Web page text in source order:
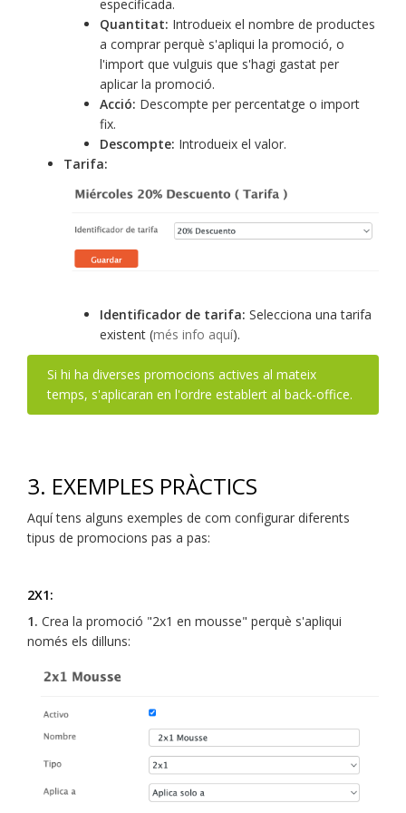
especificada.
Quantitat: Introdueix el nombre de productes
a comprar perquè s'apliqui la promoció, o
l'import que vulguis que s'hagi gastat per
aplicar la promoció.
Acció: Descompte per percentatge o import
fix.
Descompte: Introdueix el valor.
Tarifa:
Identificador de tarifa: Selecciona una tarifa
existent (més info aquí).
Si hi ha diverses promocions actives al mateix
temps, s'aplicaran en l'ordre establert al back-office.
3. EXEMPLES PRÀCTICS
Aquí tens alguns exemples de com configurar diferents
tipus de promocions pas a pas:
2X1:
1. Crea la promoció "2x1 en mousse" perquè s'apliqui
només els dilluns: